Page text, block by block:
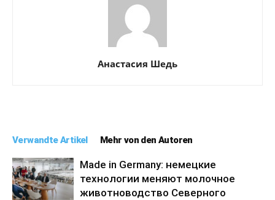
Анастасия Шедь
Verwandte Artikel Mehr von den Autoren
Made in Germany: немецкие
технологии меняют молочное
животноводство Северного